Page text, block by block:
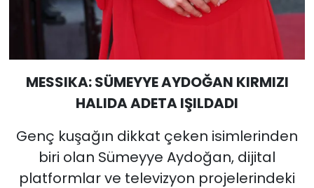
MESSIKA: SÜMEYYE AYDOĞAN KIRMIZI
HALIDA ADETA IŞILDADI
Genç kuşağın dikkat çeken isimlerinden
biri olan Sümeyye Aydoğan, dijital
platformlar ve televizyon projelerindeki